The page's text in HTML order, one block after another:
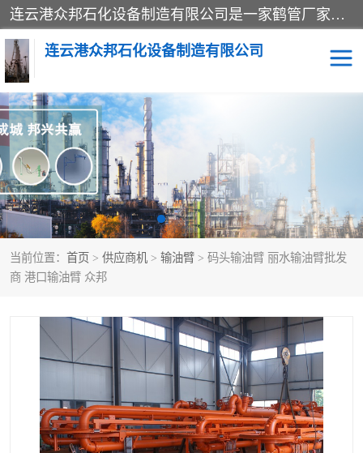
连云港众邦石化设备制造有限公司是一家鹤管厂家主营：鹤管、装车鹤管等，是致力于石油、石化等流体装卸设备(主要产品如鹤管、输油臂、脱缆钩等)的咨询、设计、制造、检测、安装指导、系统调试、维修维护等业务的公司。
连云港众邦石化设备制造有限公司
当前位置： 首页 > 供应商机 > 输油臂 > 码头输油臂 丽水输油臂批发
商 港口输油臂 众邦
鹤管 顶部装卸鹤管
底部装卸鹤管 LNG低温鹤管
液氨鹤管 液化气鹤管
鹤管配件 活动梯栈台
撬装系统设备 装车鹤管